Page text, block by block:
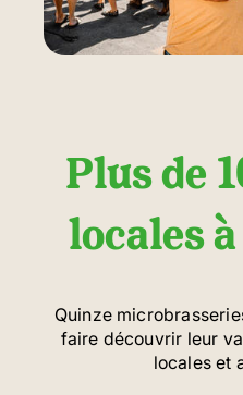
Plus de
locales
Quinze
faire découvrir leur
locales et